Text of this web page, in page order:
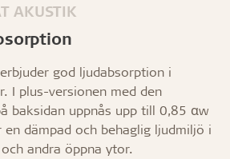
AKUSTIK
god ljudabsorption i
I plus-versionen med den
baksidan uppnås upp till 0,85 αw
dämpad och behaglig ljudmiljö i
andra öppna ytor.